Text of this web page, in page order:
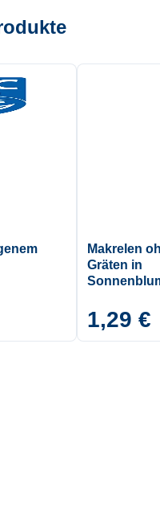
Makrelen
Gräten in
1,29 €